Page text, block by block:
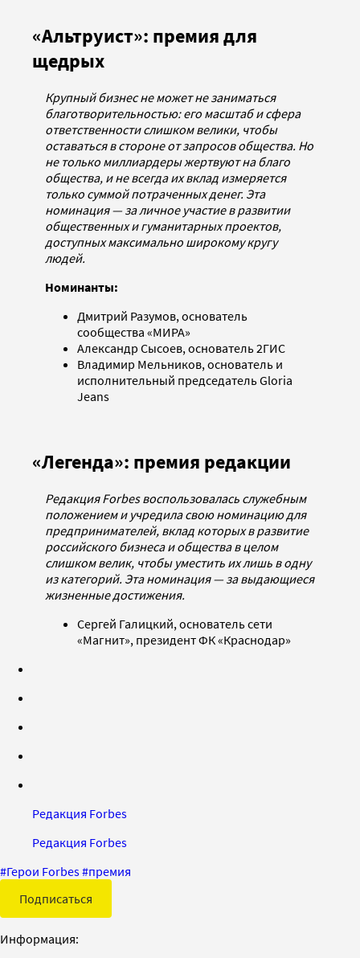
«Альтруист»: премия для
щедрых
Крупный бизнес не может не заниматься
благотворительностью: его масштаб и сфера
ответственности слишком велики, чтобы
оставаться в стороне от запросов общества. Но
не только миллиардеры жертвуют на благо
общества, и не всегда их вклад измеряется
только суммой потраченных денег. Эта
номинация — за личное участие в развитии
общественных и гуманитарных проектов,
доступных максимально широкому кругу
людей.
Номинанты:
Дмитрий Разумов, основатель
сообщества «МИРА»
Александр Сысоев, основатель 2ГИС
Владимир Мельников, основатель и
исполнительный председатель Gloria
Jeans
«Легенда»: премия редакции
Редакция Forbes воспользовалась служебным
положением и учредила свою номинацию для
предпринимателей, вклад которых в развитие
российского бизнеса и общества в целом
слишком велик, чтобы уместить их лишь в одну
из категорий. Эта номинация — за выдающиеся
жизненные достижения.
Сергей Галицкий, основатель сети
«Магнит», президент ФК «Краснодар»
Редакция Forbes
Редакция Forbes
#Герои Forbes#премия
Подписаться
Информация: